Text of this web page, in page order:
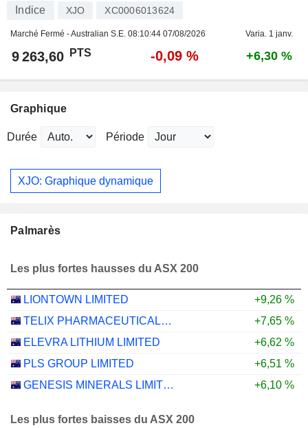
Indice XJO XC0006013624
Marché Fermé - Australian S.E. 08:10:44 07/08/2026 Varia. 1 janv.
9 263,60 PTS -0,09 % +6,30 %
Graphique
Durée Période
XJO: Graphique dynamique
Palmarès
Les plus fortes hausses du ASX 200
LIONTOWN LIMITED
+9,26 %
TELIX PHARMACEUTICALS LIMITED
+7,65 %
ELEVRA LITHIUM LIMITED
+6,62 %
PLS GROUP LIMITED
+6,51 %
GENESIS MINERALS LIMITED
+6,10 %
Les plus fortes baisses du ASX 200